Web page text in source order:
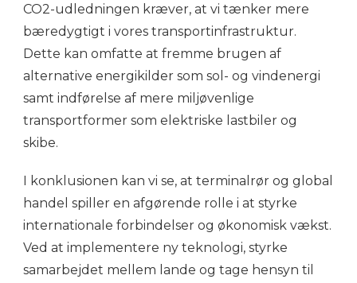
CO2-udledningen kræver, at vi tænker mere
bæredygtigt i vores transportinfrastruktur.
Dette kan omfatte at fremme brugen af ​​
alternative energikilder som sol- og vindenergi
samt indførelse af mere miljøvenlige
transportformer som elektriske lastbiler og
skibe.
I konklusionen kan vi se, at terminalrør og global
handel spiller en afgørende rolle i at styrke
internationale forbindelser og økonomisk vækst.
Ved at implementere ny teknologi, styrke
samarbejdet mellem lande og tage hensyn til